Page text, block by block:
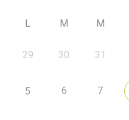
L M M
29 30 31
5 6 7